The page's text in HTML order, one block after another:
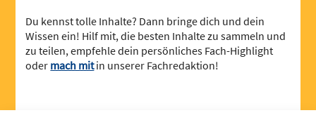
Du kennst tolle Inhalte? Dann bringe dich und dein
Wissen ein! Hilf mit, die besten Inhalte zu sammeln und
zu teilen, empfehle dein persönliches Fach-Highlight
oder mach mitin unserer Fachredaktion!